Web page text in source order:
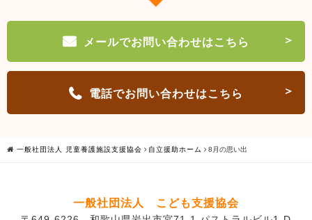
メールでお問い合わせはこちら
電話でお問い合わせはこちら
一般社団法人 児童養護施設支援協会 自立援助ホーム 8月の思い出
一般社団法人 こども支援協会